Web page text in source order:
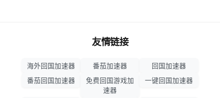
友情链接
海外回国加速器 番茄加速器
回国加速器
番茄回国加速器
免费回国游戏加
速器
一键回国加速器